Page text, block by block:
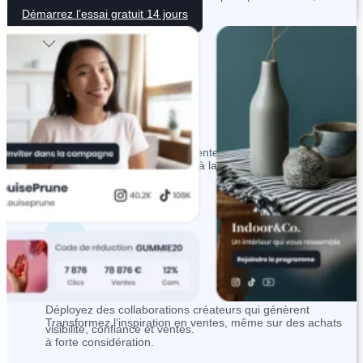
rentable et scalable.
Maison
Transformez l’inspiration en ventes, même sur des achats
à forte considération.
Influence Marketing
Déployez des collaborations créateurs qui génèrent
visibilité, confiance et ventes.
Solutions
Affiliation Marketing
Activez un canal d’acquisition à la pure performance,
rentable et scalable.
Maison
Transformez l’inspiration en ventes, même sur des achats
à forte considération.
Démarrez l’essai gratuit 14 jours